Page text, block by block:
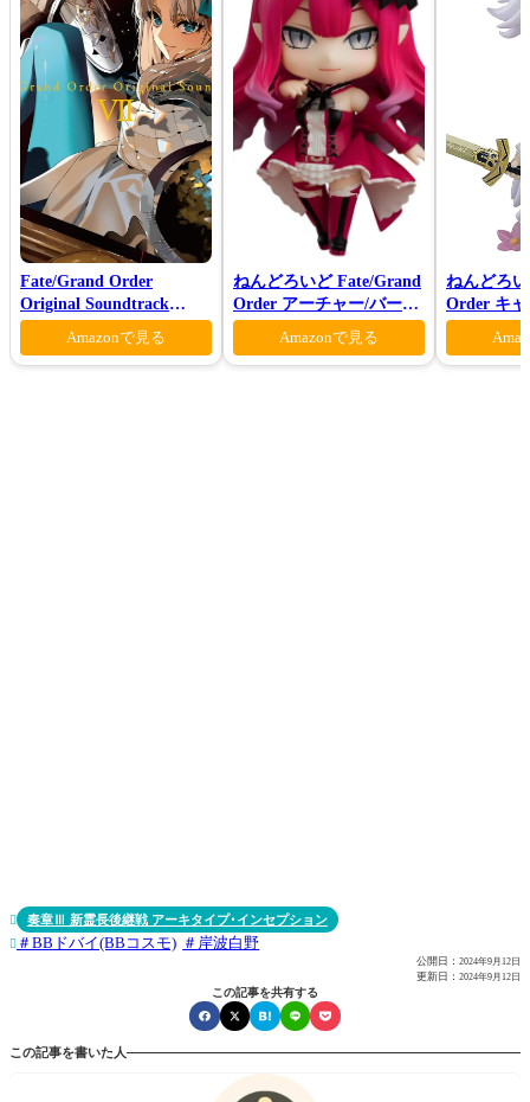
Fate/Grand Order
Original Soundtrack
Ⅶ(初回仕様限定盤)
Amazonで見る
ねんどろいど Fate/Grand
Order アーチャー/バーヴ
ァン シー
Amazonで見る
ねんどろ
Order キ
ン 花の魔
 奏章Ⅲ 新霊長後継戦 アーキタイプ･インセプション
 BBドバイ(BBコスモ) 岸波白野
公開日： 2024年9月12日
更新日： 2024年9月12日
この記事を共有する
この記事を書いた人